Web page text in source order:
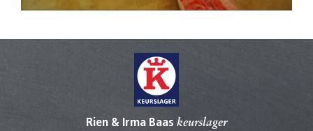
Rien & Irma Baas keurslager